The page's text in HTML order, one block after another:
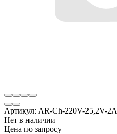
Артикул: AR-Ch-220V-25,2V-2A
Нет в наличии
Цена по запросу